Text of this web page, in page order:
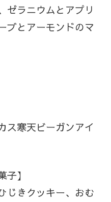
ゼラニウムとアプリ
ブとアーモンドのマ
ス寒天ビーガンアイ
子】
じきクッキー、おむ